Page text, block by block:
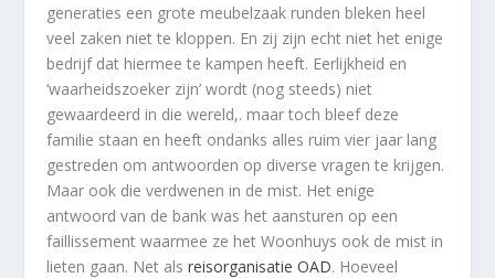
generaties een grote meubelzaak runden bleken heel
veel zaken niet te kloppen. En zij zijn echt niet het enige
bedrijf dat hiermee te kampen heeft. Eerlijkheid en
‘waarheidszoeker zijn’ wordt (nog steeds) niet
gewaardeerd in die wereld,. maar toch bleef deze
familie staan en heeft ondanks alles ruim vier jaar lang
gestreden om antwoorden op diverse vragen te krijgen.
Maar ook die verdwenen in de mist. Het enige
antwoord van de bank was het aansturen op een
faillissement waarmee ze het Woonhuys ook de mist in
lieten gaan. Net alsreisorganisatie OAD. Hoeveel